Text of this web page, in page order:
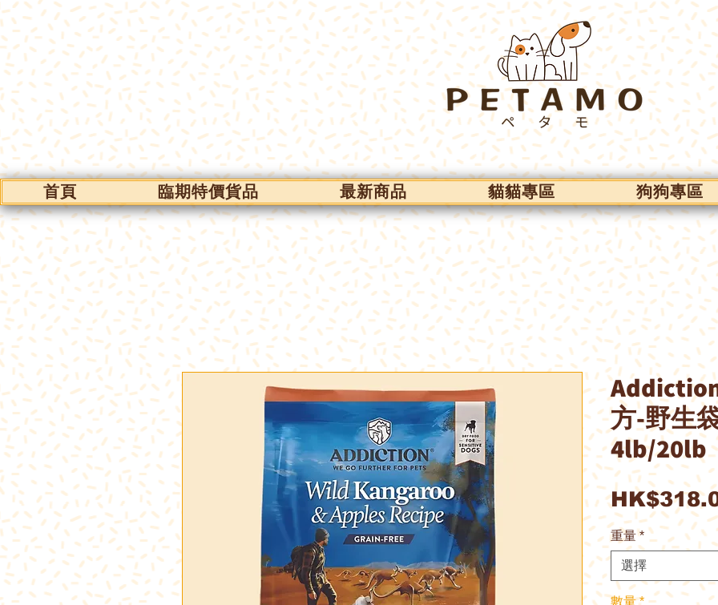
首頁 臨期特價貨品 最新商品 貓貓專區 狗狗專區
方-野生
4lb/20lb
重量 *
選擇
數量 *